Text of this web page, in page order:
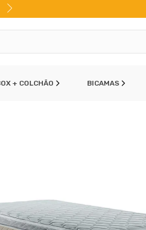
+ COLCHÃO BICAMAS